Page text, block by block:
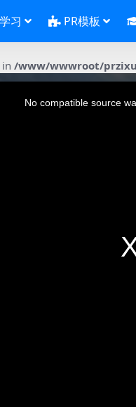
习 PR模板
/www/wwwroot/
No compatible source